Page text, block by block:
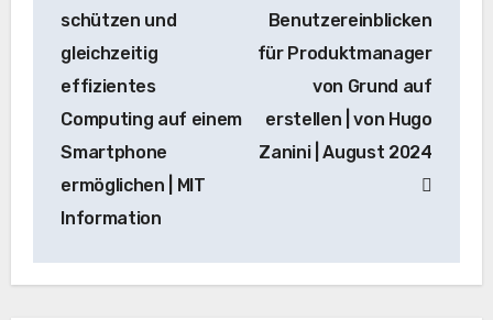
schützen und
gleichzeitig
effizientes
Computing auf einem
Smartphone
ermöglichen | MIT
Information
Benutzereinblicken
für Produktmanager
von Grund auf
erstellen | von Hugo
Zanini | August 2024